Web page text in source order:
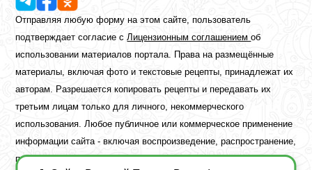
Отправляя любую форму на этом сайте, пользователь
подтверждает согласие сЛицензионным соглашениемоб
использовании материалов портала. Права на размещённые
материалы, включая фото и текстовые рецепты, принадлежат их
авторам. Разрешается копировать рецепты и передавать их
третьим лицам только для личного, некоммерческого
использования. Любое публичное или коммерческое применение
информации сайта - включая воспроизведение, распространение,
публикацию или обработку - возможно лишь при наличии